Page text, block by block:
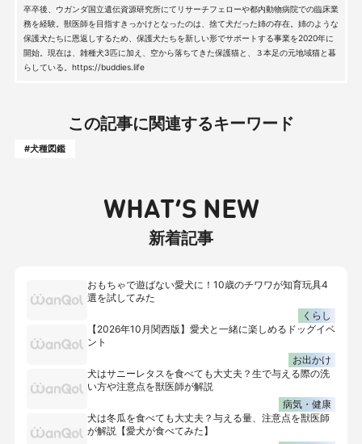
卒卒後、ウガンダ国立遺伝資源研究所にてリサーチフェローや都内動物病院での臨床業
務を経験。獣医師を目指すきっかけとなったのは、捨て犬だった姉の存在。姉のような
保護犬たちに恩返しするため、保護犬たちを新しい形でサポートする事業を2020年に
開始。現在は、雑種犬3匹に加え、空から落ちてきた保護猫と、３本足の元地域猫と暮
らしている。https://buddies.life
この記事に関連するキーワード
#犬種図鑑
WHAT’S NEW
新着記事
おもちゃで遊ばない愛犬に！10歳のチワワが知育玩具4
選を試してみた
くらし
【2026年10月関西版】愛犬と一緒に楽しめるドッグイベ
ント
お出かけ
犬はサニーレタスを食べても大丈夫？生で与える際の洗
い方や注意点を獣医師が解説
病気・健康
犬は冬瓜を食べても大丈夫？与える量、注意点を獣医師
が解説【愛犬が食べてみた】